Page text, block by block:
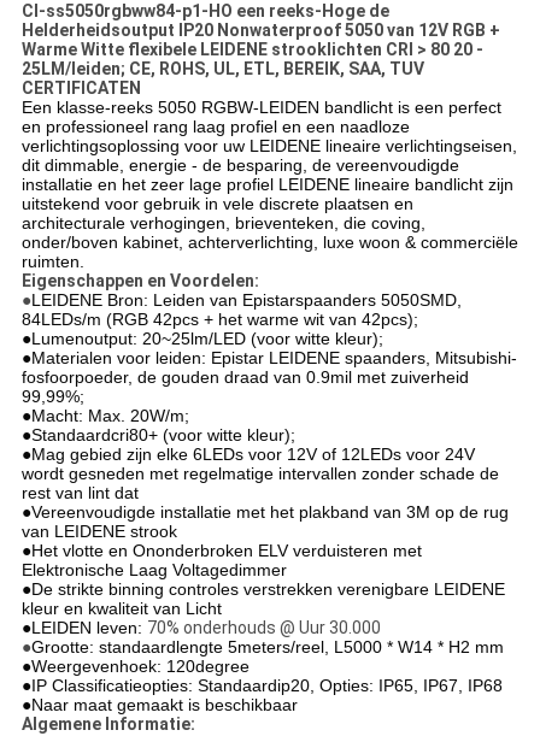
Cl-ss5050rgbww84-p1-HO een reeks-Hoge de
Helderheidsoutput IP20 Nonwaterproof 5050 van 12V RGB +
Warme Witte flexibele LEIDENE strooklichten CRI > 80 20 -
25LM/leiden; CE, ROHS, UL, ETL, BEREIK, SAA, TUV
CERTIFICATEN
Een klasse-reeks 5050 RGBW-LEIDEN bandlicht is een perfect
en professioneel rang laag profiel en een naadloze
verlichtingsoplossing voor uw LEIDENE lineaire verlichtingseisen,
dit dimmable, energie - de besparing, de vereenvoudigde
installatie en het zeer lage profiel LEIDENE lineaire bandlicht zijn
uitstekend voor gebruik in vele discrete plaatsen en
architecturale verhogingen, brieventeken, die coving,
onder/boven kabinet, achterverlichting, luxe woon & commerciële
ruimten.
Eigenschappen en Voordelen:
●LEIDENE Bron: Leiden van Epistarspaanders 5050SMD,
84LEDs/m (RGB 42pcs + het warme wit van 42pcs);
●Lumenoutput: 20~25lm/LED (voor witte kleur);
●Materialen voor leiden: Epistar LEIDENE spaanders, Mitsubishi-
fosfoorpoeder, de gouden draad van 0.9mil met zuiverheid
99,99%;
●Macht: Max. 20W/m;
●Standaardcri80+ (voor witte kleur);
●Mag gebied zijn elke 6LEDs voor 12V of 12LEDs voor 24V
wordt gesneden met regelmatige intervallen zonder schade de
rest van lint dat
●Vereenvoudigde installatie met het plakband van 3M op de rug
van LEIDENE strook
●Het vlotte en Ononderbroken ELV verduisteren met
Elektronische Laag Voltagedimmer
●De strikte binning controles verstrekken verenigbare LEIDENE
kleur en kwaliteit van Licht
●LEIDEN leven: 70% onderhouds @ Uur 30.000
●Grootte: standaardlengte 5meters/reel, L5000 * W14 * H2 mm
●Weergevenhoek: 120degree
●IP Classificatieopties: Standaardip20, Opties: IP65, IP67, IP68
●Naar maat gemaakt is beschikbaar
Algemene Informatie: